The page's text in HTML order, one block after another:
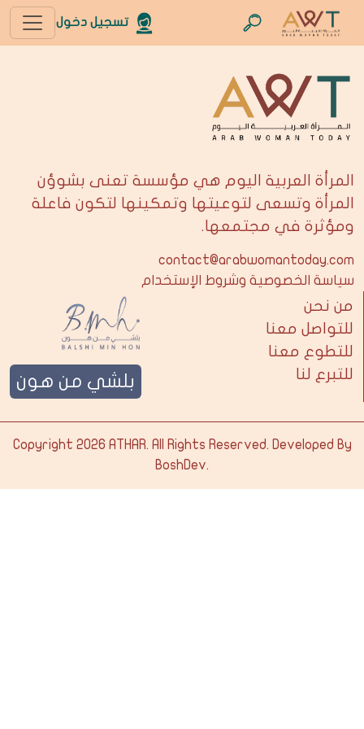
تسجيل دخول
المرأة العربية اليوم هي مؤسسة تعنى بشوؤن
المرأة وتسعى لتوعيتها وتمكينها لتكون فاعلة
ومؤثرة في مجتمعها.
contact@arabwomantoday.com
سياسة الخصوصية وشروط الإستخدام
من نحن
للتواصل معنا
للتطوع معنا
للتبرع لنا
بلشي من هون
Copyright 2026 ATHAR. All Rights Reserved. Developed By
BoshDev.